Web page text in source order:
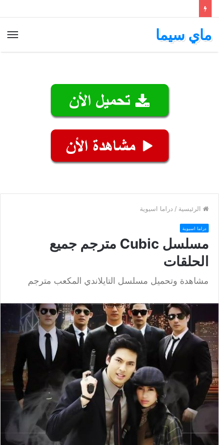
ماي سيما
الرئيسية / دراما اسيوية
دراما اسيوية
مسلسل Cubic مترجم جميع
الحلقات
مشاهدة وتحميل مسلسل التايلاندي المكعب مترجم